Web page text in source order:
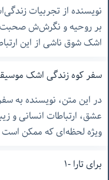
نویسنده از تجربیات
بر روحیه و نگرش‌ش صحبت
اشک شوق ناشی از این
سفر کوه زندگی اشک
در این متن، نویسنده به
عشق، ارتباطات انسانی و
ویژه لحظه‌ای که ممکن
برای تارا -١